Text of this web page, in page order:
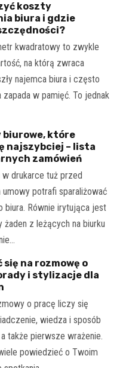
koszty
biura i gdzie
kwadratowy to zwykle
na którą zwraca
najemca biura i często
zapada w pamięć. To jednak
biurowe, które
najszybciej – lista
zamówień
w drukarce tuż przed
umowy potrafi sparaliżować
biura. Równie irytująca jest
żaden z leżących na biurku
się na rozmowę o
i stylizacje dla
o pracę liczy się
wiedza i sposób
także pierwsze wrażenie.
powiedzieć o Twoim